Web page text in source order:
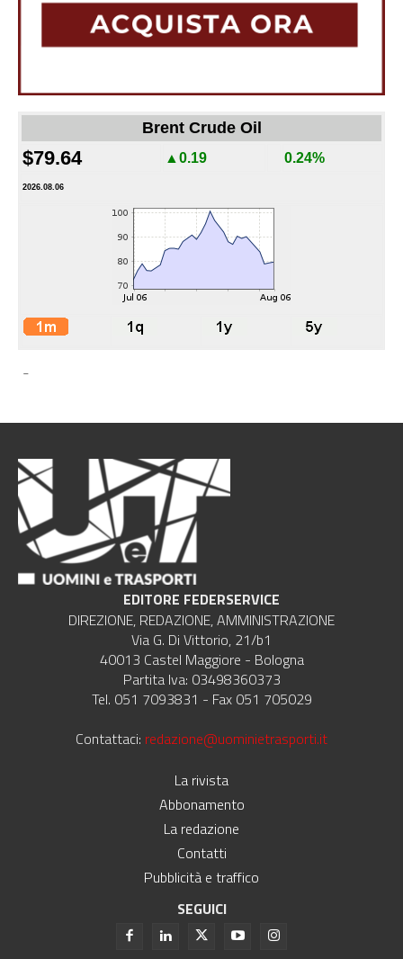
Brent Crude Oil
$79.64 ▲0.19 0.24%
2026.08.06
-
EDITORE FEDERSERVICE
DIREZIONE, REDAZIONE, AMMINISTRAZIONE
Via G. Di Vittorio, 21/b1
40013 Castel Maggiore - Bologna
Partita Iva: 03498360373
Tel. 051 7093831 - Fax 051 705029
Contattaci: redazione@uominietrasporti.it
La rivista
Abbonamento
La redazione
Contatti
Pubblicità e traffico
SEGUICI